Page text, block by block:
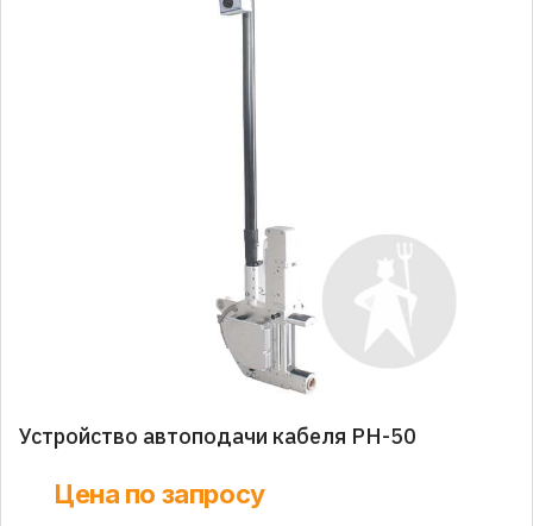
Устройство автоподачи кабеля PH-50
Цена по запросу